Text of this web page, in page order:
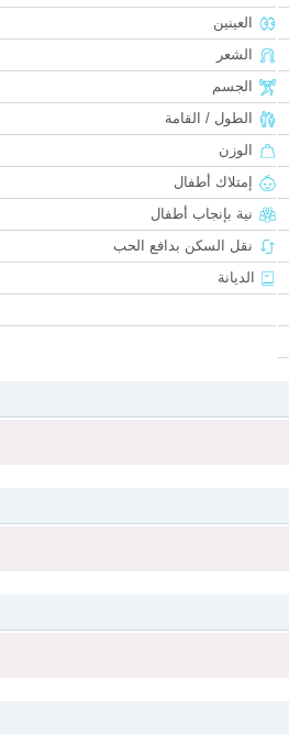
العينين
الشعر
الجسم
الطول / القامة
الوزن
إمتلاك أطفال
نية بإنجاب أطفال
نقل السكن بدافع الحب
الديانة